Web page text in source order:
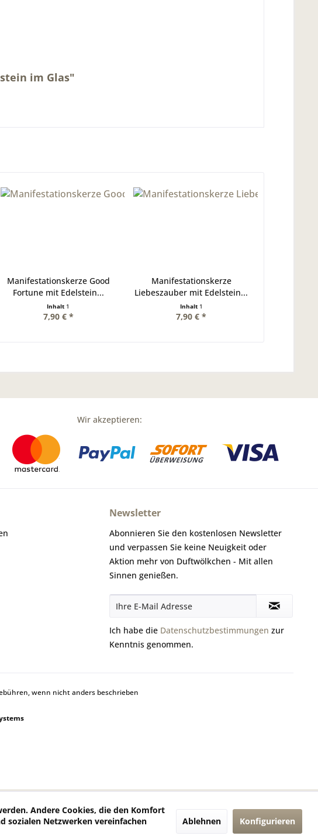
im Glas"
Manifestationskerze Good
Fortune mit Edelstein...
Inhalt 1
7,90 € *
Manifestationskerze
Liebeszauber mit Edelstein...
Inhalt 1
7,90 € *
Wir akzeptieren:
Newsletter
Abonnieren Sie den kostenlosen Newsletter
und verpassen Sie keine Neuigkeit oder
Aktion mehr von Duftwölkchen - Mit allen
Sinnen genießen.
Ich habe die Datenschutzbestimmungen zur
Kenntnis genommen.
wenn nicht anders beschrieben
Andere Cookies, die den Komfort
sozialen Netzwerken vereinfachen
Ablehnen Konfigurieren